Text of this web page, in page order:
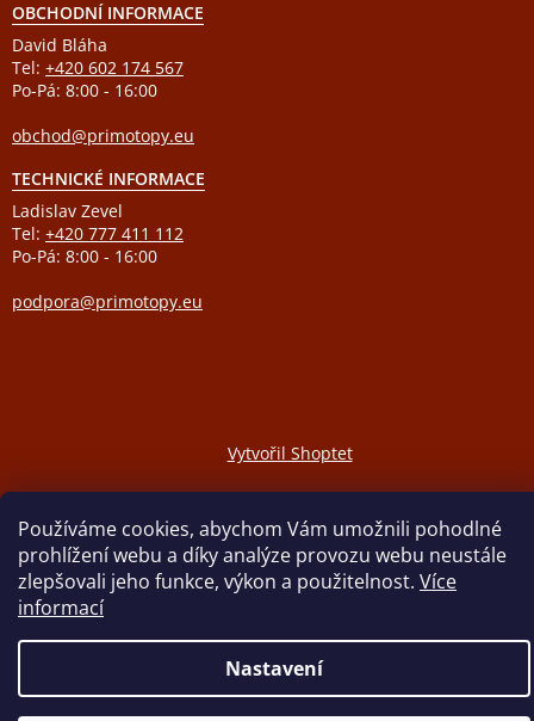
Používáme cookies, abychom Vám umožnili pohodlné
prohlížení webu a díky analýze provozu webu neustále
zlepšovali jeho funkce, výkon a použitelnost. Více
informací
Nastavení
OBCHODNÍ INFORMACE
David Bláha
Tel: +420 602 174 567
Po-Pá: 8:00 - 16:00
obchod@primotopy.eu
TECHNICKÉ INFORMACE
Ladislav Zevel
Tel: +420 777 411 112
Po-Pá: 8:00 - 16:00
podpora@primotopy.eu
Vytvořil Shoptet
Copyright 2026ELEKTRICKÉ PŘÍMOTOPY. Všechna práva
vyhrazena.